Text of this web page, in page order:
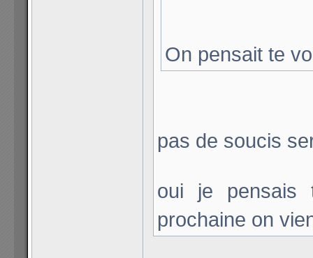
On pensait te
pas de soucis
oui je pensais
prochaine on